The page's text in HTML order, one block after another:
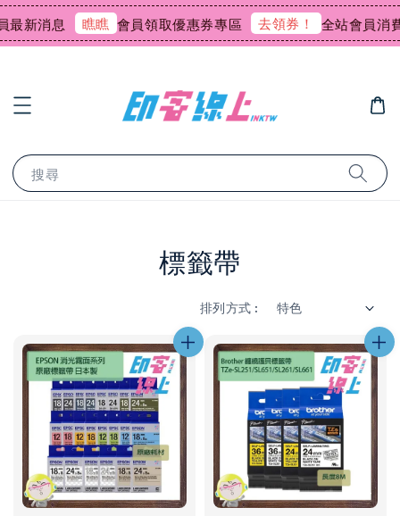
息 瞧瞧 會員領取優惠券專區 去領券！ 全站會員消費回
搜尋
標籤帶
排列方式 :